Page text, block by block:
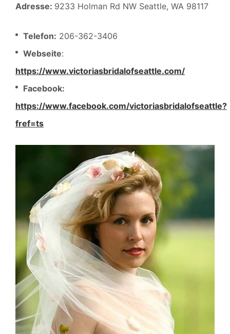
Adresse: 9233 Holman Rd NW Seattle, WA 98117
Telefon: 206-362-3406
Webseite:
https://www.victoriasbridalofseattle.com/
Facebook:
https://www.facebook.com/victoriasbridalofseattle?
fref=ts